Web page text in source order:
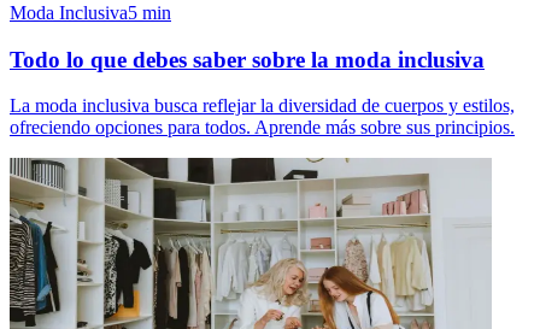
Moda Inclusiva5 min
Todo lo que debes saber sobre la moda inclusiva
La moda inclusiva busca reflejar la diversidad de cuerpos y estilos,
ofreciendo opciones para todos. Aprende más sobre sus principios.